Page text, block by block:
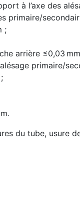
à l’axe des
primaire/
;
arrière ≤0,03
primaire/
du tube, usure